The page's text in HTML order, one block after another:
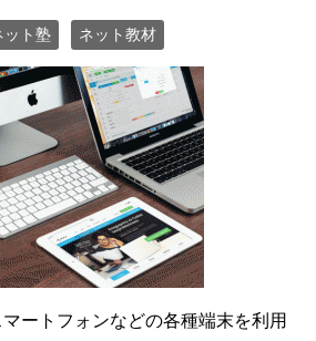
ット塾 ネット教材
ートフォンなどの各種端末を利用